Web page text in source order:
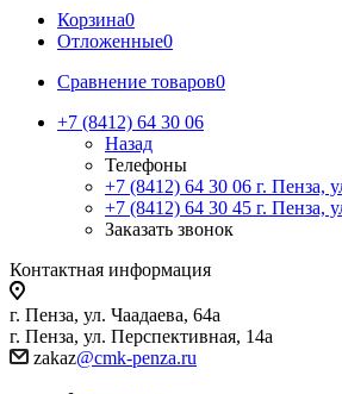
Корзина0
Отложенные0
Сравнение товаров0
+7 (8412) 64 30 06
Назад
Телефоны
+7 (8412) 64 30 06 г. Пенза,
+7 (8412) 64 30 45 г. Пенза,
Заказать звонок
Контактная информация
г. Пенза, ул. Чаадаева, 64а
г. Пенза, ул. Перспективная, 14а
zakaz@cmk-penza.ru